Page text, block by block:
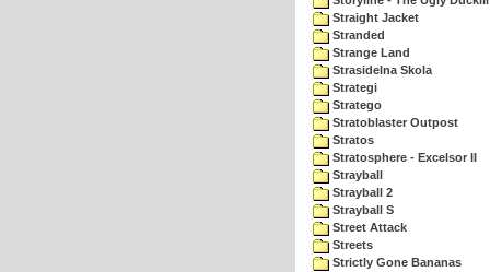
Straight Jacket
Stranded
Strange Land
Strasidelna Skola
Strategi
Stratego
Stratoblaster Outpost
Stratos
Stratosphere - Excelsor II
Strayball
Strayball 2
Strayball S
Street Attack
Streets
Strictly Gone Bananas